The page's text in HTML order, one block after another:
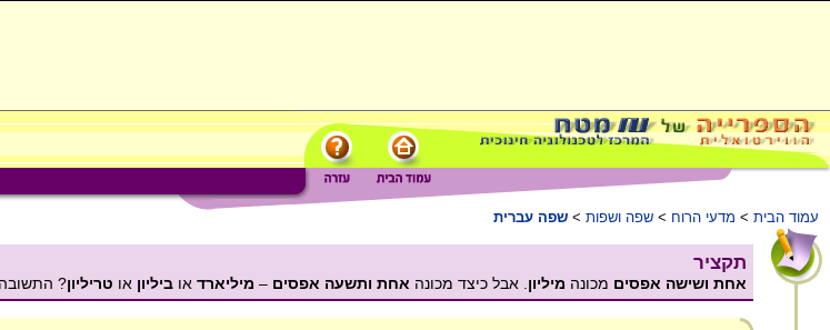
עמוד הבית > מדעי הרוח > שפה ושפות > שפה עברית
תקציר
אחת ושישה אפסים מכונה מיליון . אבל כיצד מכונה אחת ותשעה אפסים – מיליארד או ביליון או טריליון?